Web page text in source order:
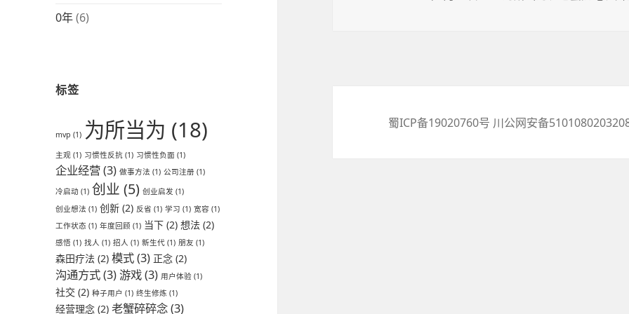
0年(6)
标签
mvp (1) 为所当为 (18)
主观 (1) 习惯性反抗 (1) 习惯性负面 (1)
企业经营(3) 做事方法 (1) 公司注册 (1)
冷启动 (1) 创业 (5) 创业启发 (1)
创业想法 (1) 创新 (2) 反省 (1) 学习 (1) 宽容 (1)
工作状态 (1) 年度回顾 (1) 当下 (2) 想法 (2)
感悟 (1) 找人 (1) 招人 (1) 新生代 (1) 朋友 (1)
森田疗法 (2) 模式(3) 正念 (2)
沟通方式(3)游戏(3) 用户体验 (1)
社交 (2) 种子用户 (1) 终生修炼 (1)
经营理念 (2) 老蟹碎碎念(3)
蜀ICP备19020760号 川公网安备